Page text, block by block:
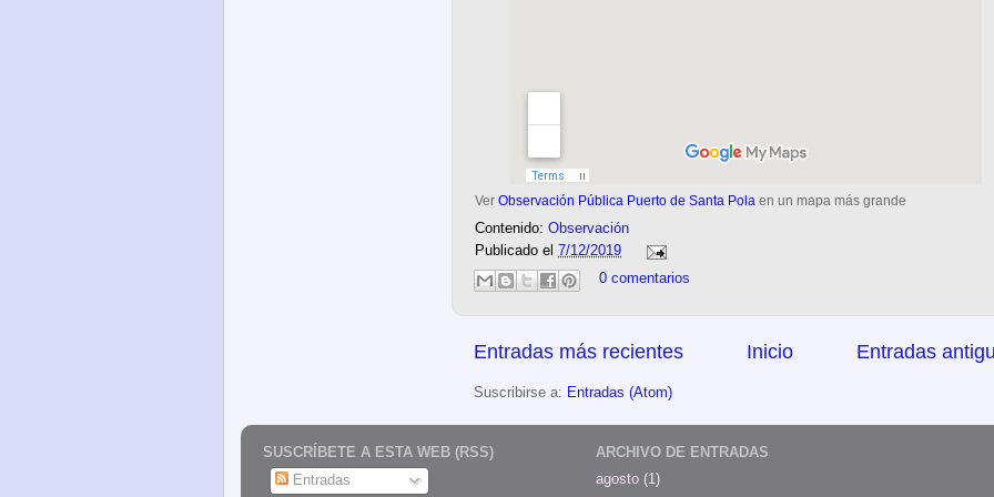
Ver Observación Pública Puerto de Santa Pola en un mapa más grande
Contenido: Observación
Publicado el
7/12/2019
0 comentarios
Entradas más recientes Entradas
Inicio
Suscribirse a: Entradas (Atom)
SUSCRÍBETE A ESTA WEB (RSS)
Entradas
ARCHIVO DE ENTRADAS
agosto (1)